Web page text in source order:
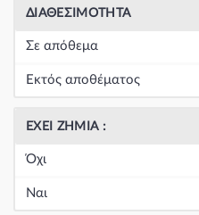
ΔΙΑΘΕΣΙΜΌΤΗΤΑ
Σε απόθεμα
Εκτός αποθέματος
ΈΧΕΙ ΖΗΜΙΆ :
Όχι
Ναι